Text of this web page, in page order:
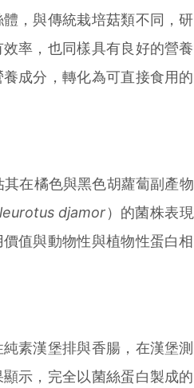
，與傳統栽培菇類不同，研
率，也同樣具有良好的營養
成分，轉化為可直接食用的
在橘色與黑色胡蘿蔔副產物
djamor）的菌株表現
值與動物性與植物性蛋白相
素漢堡排與香腸，在漢堡測
示，完全以菌絲蛋白製成的